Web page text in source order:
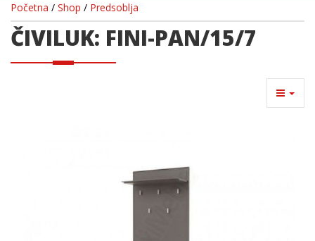
Početna / Shop / Predsoblja
ČIVILUK: FINI-PAN/15/7